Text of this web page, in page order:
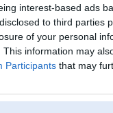
interest-based ads
to third parties
of your personal
This information may
Participants that may
Ziņojumi forumā: